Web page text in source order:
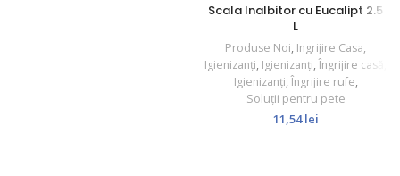
Scala Inalbitor cu Eucalipt 2.5
L
Produse Noi, Ingrijire Casa,
Igienizanți, Igienizanți,Îngrijire casă
Igienizanți,Îngrijire rufe,
Soluții pentru pete
11,54lei